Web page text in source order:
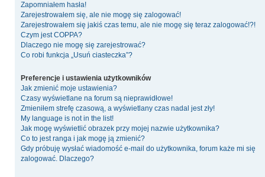
Zapomniałem hasła!
Zarejestrowałem się, ale nie mogę się zalogować!
Zarejestrowałem się jakiś czas temu, ale nie mogę się teraz zalogować!?!
Czym jest COPPA?
Dlaczego nie mogę się zarejestrować?
Co robi funkcja „Usuń ciasteczka”?
Preferencje i ustawienia użytkowników
Jak zmienić moje ustawienia?
Czasy wyświetlane na forum są nieprawidłowe!
Zmieniłem strefę czasową, a wyświetlany czas nadal jest zły!
My language is not in the list!
Jak mogę wyświetlić obrazek przy mojej nazwie użytkownika?
Co to jest ranga i jak mogę ją zmienić?
Gdy próbuję wysłać wiadomość e-mail do użytkownika, forum każe mi się
zalogować. Dlaczego?